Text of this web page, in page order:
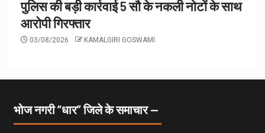
पुलिस की बड़ी कार्रवाई 5 सौ के नकली नोटों के साथ
आरोपी गिरफ्तार
03/08/2026 KAMALGIRI GOSWAMI
भोज नगरी “धार” जिले के समाचार —